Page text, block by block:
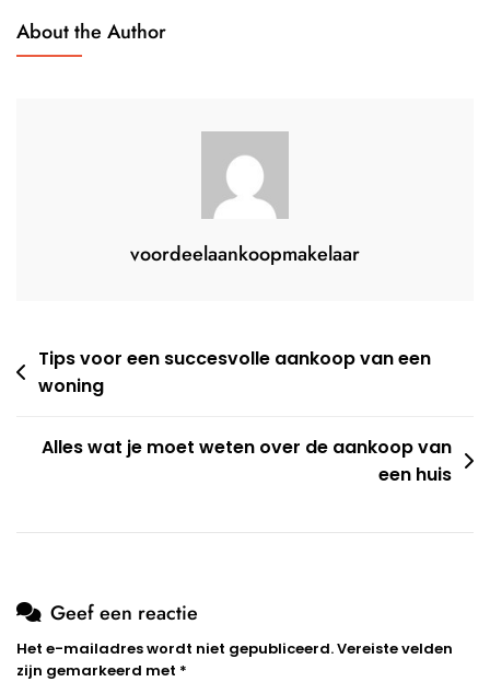
About the Author
voordeelaankoopmakelaar
Berichtnavigatie
Tips voor een succesvolle aankoop van een
woning
Alles wat je moet weten over de aankoop van
een huis
Geef een reactie
Het e-mailadres wordt niet gepubliceerd.Vereiste velden
zijn gemarkeerd met *